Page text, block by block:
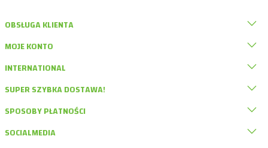
OBSŁUGA KLIENTA
MOJE KONTO
INTERNATIONAL
SUPER SZYBKA DOSTAWA!
SPOSOBY PŁATNOŚCI
SOCIALMEDIA